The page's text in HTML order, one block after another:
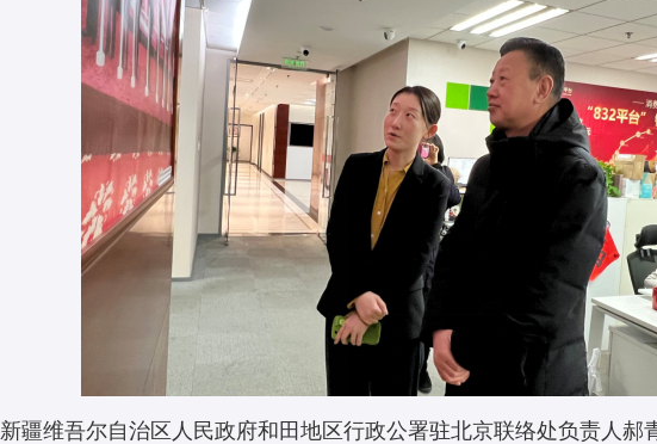
新疆维吾尔自治区人民政府和田地区行政公署驻北京联络处负责人郝